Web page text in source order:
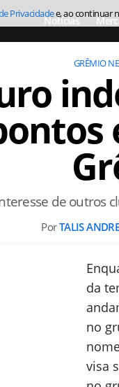
Notícias
GRÊMIO
de outros
PorTALIS
da
no
visa
Privacidadee, ao continuar